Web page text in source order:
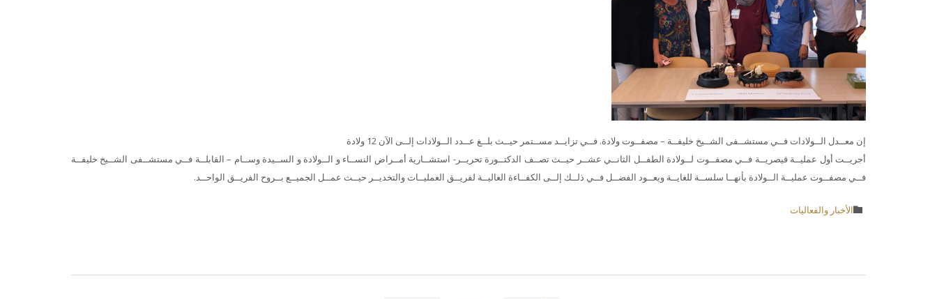
إن معــدل الــولادات فــي مستشــفى الشــيخ خليفــة – مصفــوت ولادة. فــي تزايــد مســتمر حيــث بلــغ عــدد الــولادات إلــى الآن 12 ولادة
أجريــت أول عمليــة قيصريــة فــي مصفــوت لــولادة الطفــل الثانــي عشــر حيــث تصــف الدكتــورة تحريــر- استشــارية أمــراض النســاء و الــولادة و الســيدة وســام – القابلــة فــي مستشــفى الشــيخ خليفــة
فــي مصفــوت عمليــة الــولادة بأنهــا سلســة للغايــة ويعــود الفضــل فــي ذلــك إلــى الكفــاءة العاليــة لفريــق العمليــات والتخديــر حيــث عمــل الجميــع بــروح الفريــق الواحــد.

Category
الأخبار والفعاليات